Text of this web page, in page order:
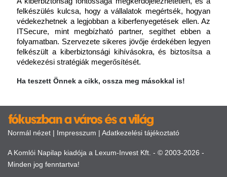
felkészülés kulcsa, hogy a vállalatok megértsék, hogyan
védekezhetnek a legjobban a kiberfenyegetések ellen. Az
ITSecure, mint megbízható partner, segíthet ebben a
folyamatban. Szervezete sikeres jövője érdekében legyen
felkészült a kiberbiztonsági kihívásokra, és biztosítsa a
védekezési stratégiák megerősítését.
Ha teszett Önnek a cikk, ossza meg másokkal is!
Normál nézet | Impresszum | Adatkezelési tájékoztató
A Komlói Napilap kiadója a Lexum-Invest Kft. - © 2003-2026 -
Minden jog fenntartva!